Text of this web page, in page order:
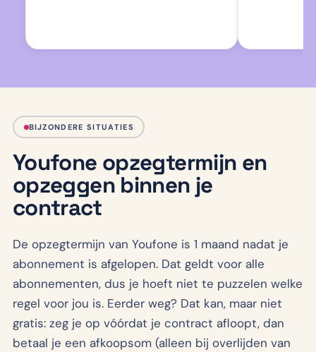
BIJZONDERE SITUATIES
Youfone opzegtermijn en
opzeggen binnen je
contract
De opzegtermijn van Youfone is 1 maand nadat je
abonnement is afgelopen. Dat geldt voor alle
abonnementen, dus je hoeft niet te puzzelen welke
regel voor jou is. Eerder weg? Dat kan, maar niet
gratis: zeg je op vóórdat je contract afloopt, dan
betaal je een afkoopsom (alleen bij overlijden van